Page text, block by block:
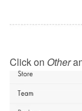
Click on Other